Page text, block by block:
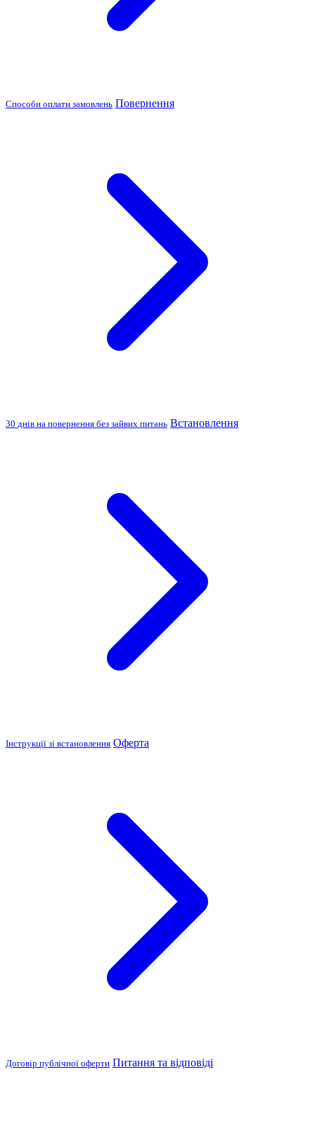
Способи оплати замовлень Повернення
30 днів на повернення без зайвих питань Встановлення
Інструкції зі встановлення Оферта
Договір публічної оферти Питання та відповіді